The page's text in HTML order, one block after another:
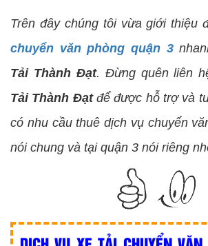
Trên đây chúng tôi vừa giới thiệu
chuyển văn phòng quận 3
Tải Thành Đạt. Đừng quên liên
Tải Thành Đạtđể được hỗ trợ và
có nhu cầu thuê dịch vụ chuyển
nói chung và tại quận 3 nói riêng